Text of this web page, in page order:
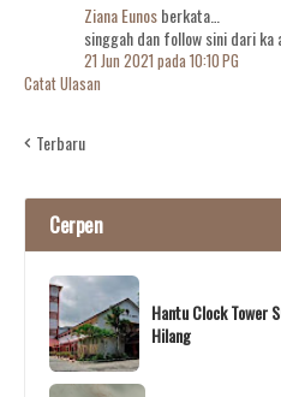
Ziana Eunosberkata…
singgah dan follow sini dari ka
21 Jun 2021 pada 10:10 PG
Catat Ulasan
Terbaru
Cerpen
Hantu Clock Tower
Hilang